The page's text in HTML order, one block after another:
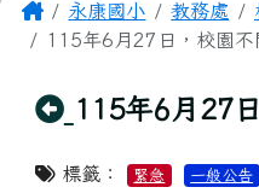
主內容區域
Home永康國小 教務處
115年6月27日，校園不
回上頁
115年6月27
標籤： 緊急 一般公告
頁尾區域